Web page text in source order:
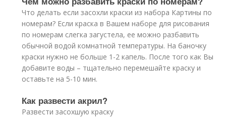
Что делать если засохли краски из набора Картины по
номерам? Если краска в Вашем наборе для рисования
по номерам слегка загустела, ее можно разбавить
обычной водой комнатной температуры. На баночку
краски нужно не больше 1-2 капель. После того как Вы
добавите воды – тщательно перемешайте краску и
оставьте на 5-10 мин.
Как развести акрил?
Развести засохшую краску